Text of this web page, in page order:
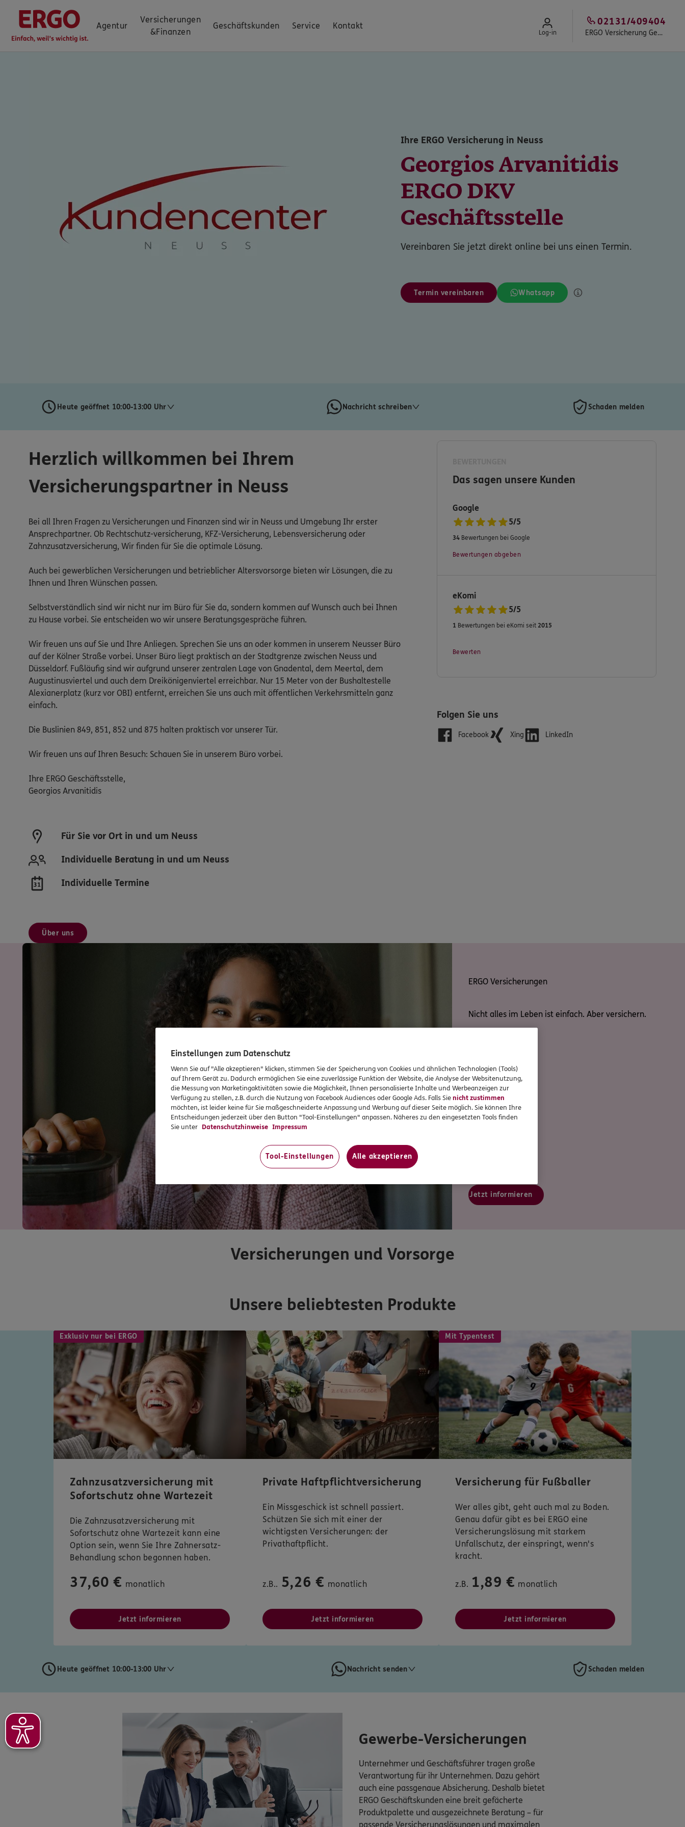
Agentur
Versicherungen
&Finanzen
Geschäftskunden Service Kontakt
Log-in ERGO Versicherung Georgios Arvanitidis
02131/409404
Ihre ERGO Versicherung in Neuss
Georgios Arvanitidis
ERGO DKV
Geschäftsstelle
Vereinbaren Sie jetzt direkt online bei uns einen Termin.
Termin vereinbaren Whatsapp
Heute geöffnet 10:00-13:00 Uhr Nachricht schreiben Schaden melden
Herzlich willkommen bei Ihrem
Versicherungspartner in Neuss
Bei all Ihren Fragen zu Versicherungen und Finanzen sind wir in Neuss und Umgebung Ihr erster
Ansprechpartner. Ob Rechtschutz-versicherung, KFZ-Versicherung, Lebensversicherung oder
Zahnzusatzversicherung, Wir finden für Sie die optimale Lösung.
Auch bei gewerblichen Versicherungen und betrieblicher Altersvorsorge bieten wir Lösungen, die zu
Ihnen und Ihren Wünschen passen.
Selbstverständlich sind wir nicht nur im Büro für Sie da, sondern kommen auf Wunsch auch bei Ihnen
zu Hause vorbei. Sie entscheiden wo wir unsere Beratungsgespräche führen.
Wir freuen uns auf Sie und Ihre Anliegen. Sprechen Sie uns an oder kommen in unserem Neusser Büro
auf der Kölner Straße vorbei. Unser Büro liegt praktisch an der Stadtgrenze zwischen Neuss und
Düsseldorf. Fußläufig sind wir aufgrund unserer zentralen Lage von Gnadental, dem Meertal, dem
Augustinusviertel und auch dem Dreikönigenviertel erreichbar. Nur 15 Meter von der Bushaltestelle
Alexianerplatz (kurz vor OBI) entfernt, erreichen Sie uns auch mit öffentlichen Verkehrsmitteln ganz
einfach.
Die Buslinien 849, 851, 852 und 875 halten praktisch vor unserer Tür.
Wir freuen uns auf Ihren Besuch: Schauen Sie in unserem Büro vorbei.
Ihre ERGO Geschäftsstelle,
Georgios Arvanitidis
Für Sie vor Ort in und um Neuss
Individuelle Beratung in und um Neuss
Individuelle Termine
Über uns
Das sagen unsere Kunden
Google
5/5
34Bewertungen bei Google
Bewertungen abgeben
eKomi
5/5
1 Bewertungen bei eKomi seit 2015
Bewerten
Folgen Sie uns
Facebook Xing LinkedIn
ERGO Versicherungen
Nicht alles im Leben ist einfach. Aber versichern.
Jetzt informieren
Versicherungen und Vorsorge
Unsere beliebtesten Produkte
Exklusiv nur bei ERGO
Zahnzusatzversicherung mit
Sofortschutz ohne Wartezeit
Die Zahnzusatzversicherung mit
Sofortschutz ohne Wartezeit kann eine
Option sein, wenn Sie Ihre Zahnersatz-
Behandlung schon begonnen haben.
37,60 € monatlich
Jetzt informieren
Private Haftpflichtversicherung
Ein Missgeschick ist schnell passiert.
Schützen Sie sich mit einer der
wichtigsten Versicherungen: der
Privathaftpflicht.
z.B.. 5,26 € monatlich
Jetzt informieren
Mit Typentest
Versicherung für Fußballer
Wer alles gibt, geht auch mal zu Boden.
Genau dafür gibt es bei ERGO eine
Versicherungslösung mit starkem
Unfallschutz, der einspringt, wenn's
kracht.
z.B. 1,89 € monatlich
Jetzt informieren
Heute geöffnet 10:00-13:00 Uhr Nachricht senden Schaden melden
Gewerbe-Versicherungen
Unternehmer und Geschäftsführer tragen große
Verantwortung für ihr Unternehmen. Dazu gehört
auch eine passgenaue Absicherung. Deshalb bietet
ERGO Geschäftskunden eine breit gefächerte
Produktpalette und ausgezeichnete Beratung – für
passende Versicherungslösungen und maximalen
Einstellungen zum Datenschutz
Wenn Sie auf "Alle akzeptieren" klicken, stimmen Sie der Speicherung von Cookies und ähnlichen Technologien (Tools)
auf Ihrem Gerät zu. Dadurch ermöglichen Sie eine zuverlässige Funktion der Website, die Analyse der Websitenutzung,
die Messung von Marketingaktivitäten sowie die Möglichkeit, Ihnen personalisierte Inhalte und Werbeanzeigen zur
Verfügung zu stellen, z.B. durch die Nutzung von Facebook Audiences oder Google Ads. Falls Sienicht zustimmen
möchten, ist leider keine für Sie maßgeschneiderte Anpassung und Werbung auf dieser Seite möglich. Sie können Ihre
Entscheidungen jederzeit über den Button "Tool-Einstellungen" anpassen. Näheres zu den eingesetzten Tools finden
Sie unter Datenschutzhinweise Impressum
Tool-Einstellungen Alle akzeptieren